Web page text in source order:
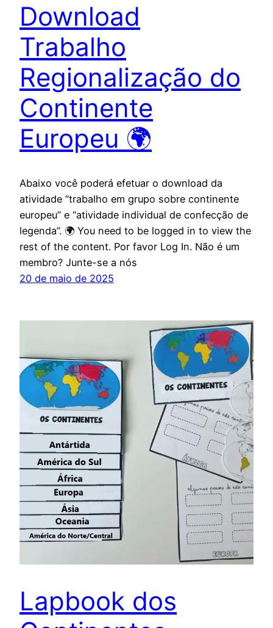
Download
Trabalho
Regionalização do
Continente
Europeu 🌍
Abaixo você poderá efetuar o download da
atividade “trabalho em grupo sobre continente
europeu” e “atividade individual de confecção de
legenda”. 🌍 You need to be logged in to view the
rest of the content. Por favor Log In. Não é um
membro? Junte-se a nós
20 de maio de 2025
Lapbook dos